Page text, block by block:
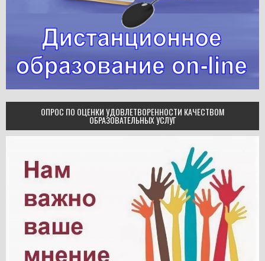
ОПРОС ПО ОЦЕНКИ УДОВЛЕТВОРЕННОСТИ КАЧЕСТВОМ
ОБРАЗОВАТЕЛЬНЫХ УСЛУГ